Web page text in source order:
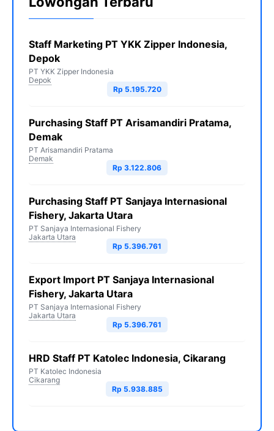
Staff Marketing PT YKK Zipper Indonesia,
Depok
PT YKK Zipper Indonesia
Depok
Rp 5.195.720
Purchasing Staff PT Arisamandiri Pratama,
Demak
PT Arisamandiri Pratama
Demak
Rp 3.122.806
Purchasing Staff PT Sanjaya Internasional
Fishery, Jakarta Utara
PT Sanjaya Internasional Fishery
Jakarta Utara
Rp 5.396.761
Export Import PT Sanjaya Internasional
Fishery, Jakarta Utara
PT Sanjaya Internasional Fishery
Jakarta Utara
Rp 5.396.761
HRD Staff PT Katolec Indonesia, Cikarang
PT Katolec Indonesia
Cikarang
Rp 5.938.885